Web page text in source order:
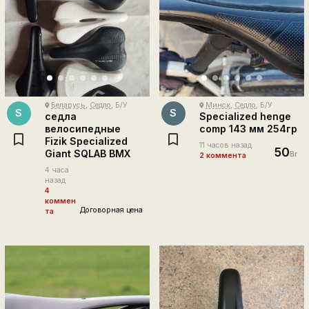
S
place Беларусь, Седло, Б/У
седла
велосипедные
Fizik Specialized
Giant SQLAB BMX
4 часа
назад
4
коммен
та
Договорная цена
S
place Минск, Седло, Б/У
Specialized henge
comp 143 мм 254гр
11 часов назад
2 коммента
50 Br